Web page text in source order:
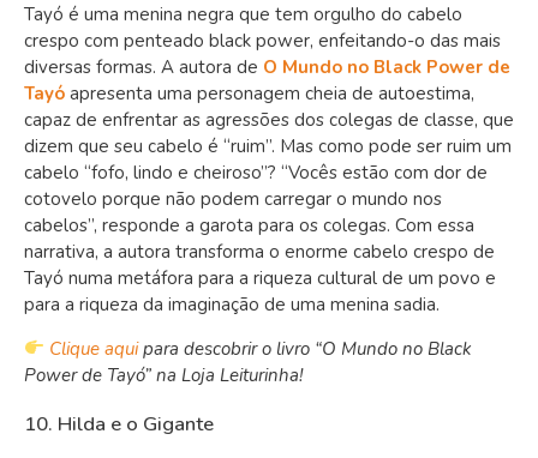
Tayó é uma menina negra que tem orgulho do cabelo
crespo com penteado black power, enfeitando-o das mais
diversas formas. A autora de O Mundo no Black Power de
Tayó apresenta uma personagem cheia de autoestima,
capaz de enfrentar as agressões dos colegas de classe, que
dizem que seu cabelo é “ruim”. Mas como pode ser ruim um
cabelo “fofo, lindo e cheiroso”? “Vocês estão com dor de
cotovelo porque não podem carregar o mundo nos
cabelos”, responde a garota para os colegas. Com essa
narrativa, a autora transforma o enorme cabelo crespo de
Tayó numa metáfora para a riqueza cultural de um povo e
para a riqueza da imaginação de uma menina sadia.
Clique aquipara descobrir o livro “O Mundo no Black
Power de Tayó” na Loja Leiturinha!
10. Hilda e o Gigante